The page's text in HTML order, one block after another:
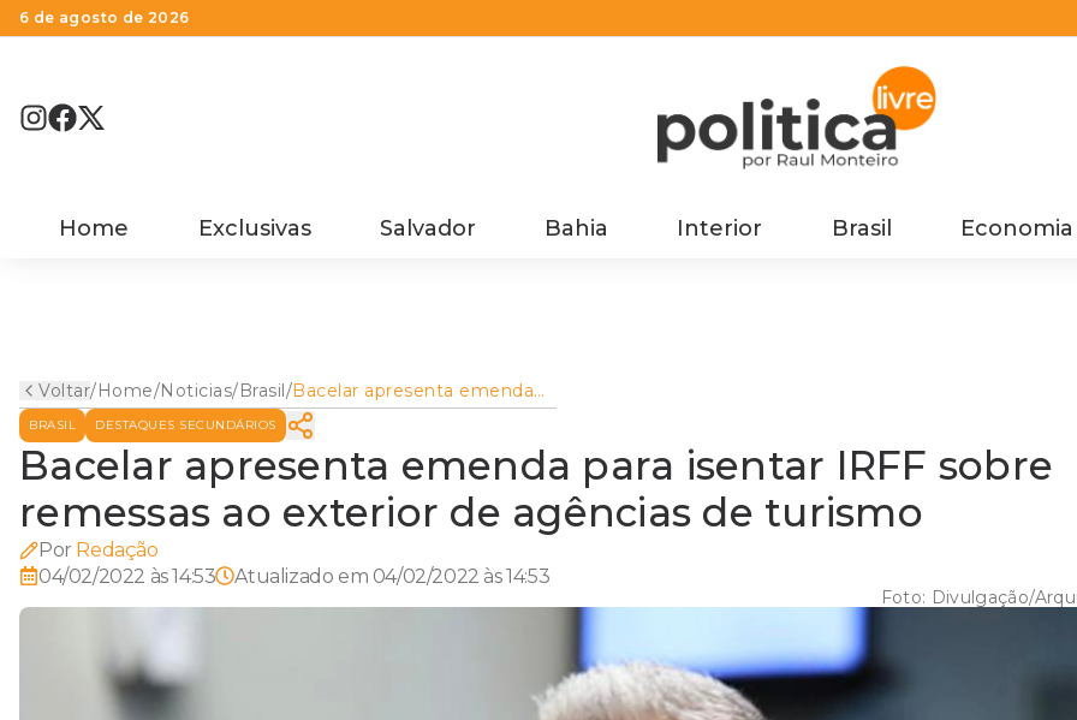
6 de agosto de 2026
Home Exclusivas Salvador Bahia Interior Brasil Economia
Voltar/Home/Noticias/Brasil/Bacelar apresenta emenda
para isentar IRFF sobre
remessas ao exterior de
agências de turismo
BRASIL DESTAQUES SECUNDÁRIOS
Bacelar apresenta emenda para isentar IRFF sobre
remessas ao exterior de agências de turismo
Por Redação
04/02/2022 às 14:53
Atualizado em 04/02/2022 às 14:53
Foto: Divulgação/